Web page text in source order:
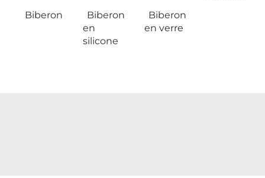
Biberon
Biberon
en
silicone
Biberon
en verre